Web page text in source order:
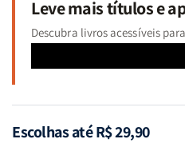
Leve mais títulos e
Descubra livros acessíveis
Escolhas até R$ 29,90